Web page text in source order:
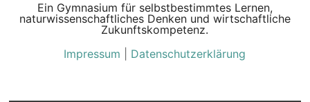
Ein Gymnasium für selbstbestimmtes Lernen,
naturwissenschaftliches Denken und wirtschaftliche
Zukunftskompetenz.
Impressum
Datenschutzerklärung